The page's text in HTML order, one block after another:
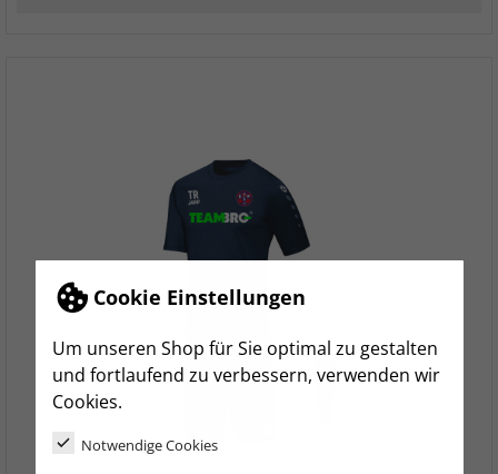
Cookie Einstellungen
Um unseren Shop für Sie optimal zu gestalten
und fortlaufend zu verbessern, verwenden wir
Cookies.
Notwendige Cookies